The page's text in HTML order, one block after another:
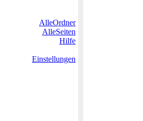
AlleOrdner
AlleSeiten
Hilfe
Einstellungen